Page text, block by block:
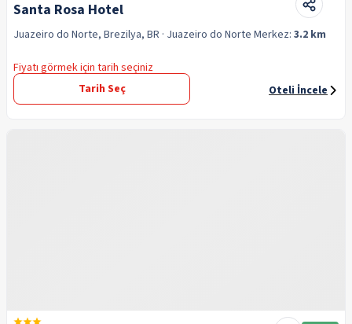
Santa Rosa Hotel
Juazeiro do Norte, Brezilya, BR · Juazeiro do Norte Merkez: 3.2 km
Fiyatı görmek için tarih seçiniz
Tarih Seç
Oteli İncele